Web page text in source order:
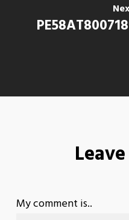
My comment is..